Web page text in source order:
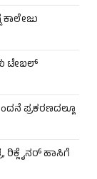
ಟೇಬಲ್‌
ಪ್ರಕರಣದಲ್ಲೂ
ರಿಕ್ಲೈನರ್ ಹಾಸಿಗೆ